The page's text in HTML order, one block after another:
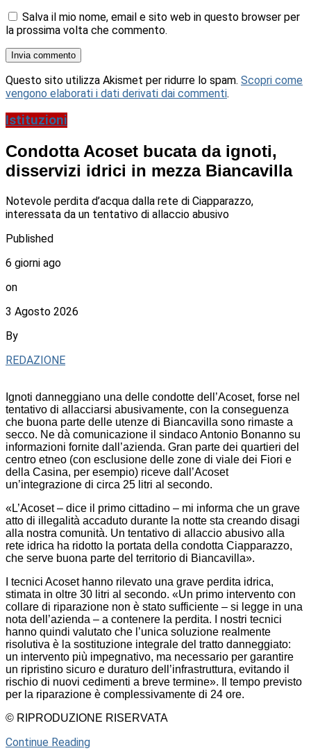
Salva il mio nome, email e sito web in questo browser per
la prossima volta che commento.
Questo sito utilizza Akismet per ridurre lo spam. Scopri come
vengono elaborati i dati derivati dai commenti.
Istituzioni
Condotta Acoset bucata da ignoti,
disservizi idrici in mezza Biancavilla
Notevole perdita d’acqua dalla rete di Ciapparazzo,
interessata da un tentativo di allaccio abusivo
Published
6 giorni ago
on
3 Agosto 2026
By
REDAZIONE
Ignoti danneggiano una delle condotte dell’Acoset, forse nel
tentativo di allacciarsi abusivamente, con la conseguenza
che buona parte delle utenze di Biancavilla sono rimaste a
secco. Ne dà comunicazione il sindaco Antonio Bonanno su
informazioni fornite dall’azienda. Gran parte dei quartieri del
centro etneo (con esclusione delle zone di viale dei Fiori e
della Casina, per esempio) riceve dall’Acoset
un’integrazione di circa 25 litri al secondo.
«L’Acoset – dice il primo cittadino – mi informa che un grave
atto di illegalità accaduto durante la notte sta creando disagi
alla nostra comunità. Un tentativo di allaccio abusivo alla
rete idrica ha ridotto la portata della condotta Ciapparazzo,
che serve buona parte del territorio di Biancavilla».
I tecnici Acoset hanno rilevato una grave perdita idrica,
stimata in oltre 30 litri al secondo. «Un primo intervento con
collare di riparazione non è stato sufficiente – si legge in una
nota dell’azienda – a contenere la perdita. I nostri tecnici
hanno quindi valutato che l’unica soluzione realmente
risolutiva è la sostituzione integrale del tratto danneggiato:
un intervento più impegnativo, ma necessario per garantire
un ripristino sicuro e duraturo dell’infrastruttura, evitando il
rischio di nuovi cedimenti a breve termine». Il tempo previsto
per la riparazione è complessivamente di 24 ore.
© RIPRODUZIONE RISERVATA
Continue Reading